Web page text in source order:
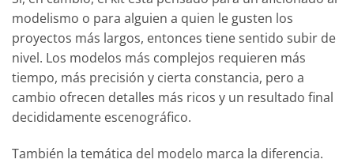
modelismo o para alguien a quien le gusten los
proyectos más largos, entonces tiene sentido subir de
nivel. Los modelos más complejos requieren más
tiempo, más precisión y cierta constancia, pero a
cambio ofrecen detalles más ricos y un resultado final
decididamente escenográfico.
También la temática del modelo marca la diferencia.